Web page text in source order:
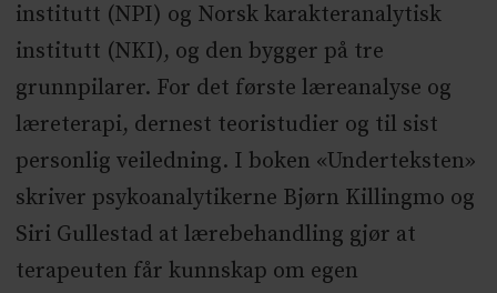
institutt (NPI) og Norsk karakteranalytisk
institutt (NKI), og den bygger på tre
grunnpilarer. For det første læreanalyse og
læreterapi, dernest teoristudier og til sist
personlig veiledning. I boken «Underteksten»
skriver psykoanalytikerne Bjørn Killingmo og
Siri Gullestad at lærebehandling gjør at
terapeuten får kunnskap om egen